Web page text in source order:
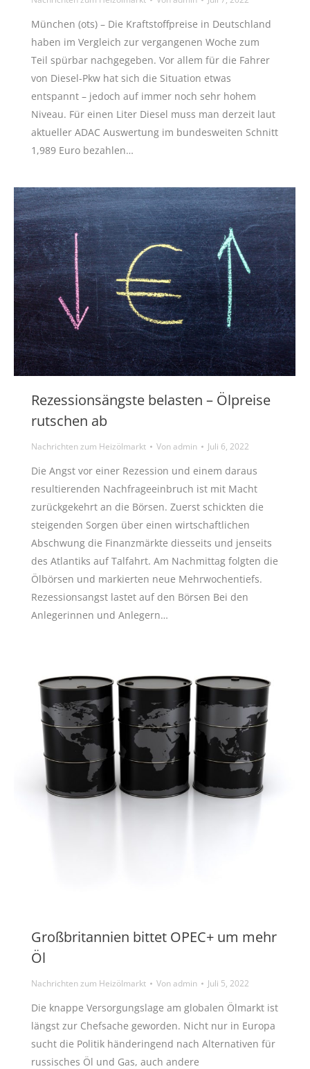
München (ots) – Die Kraftstoffpreise in Deutschland
haben im Vergleich zur vergangenen Woche zum
Teil spürbar nachgegeben. Vor allem für die Fahrer
von Diesel-Pkw hat sich die Situation etwas
entspannt – jedoch auf immer noch sehr hohem
Niveau. Für einen Liter Diesel muss man derzeit laut
aktueller ADAC Auswertung im bundesweiten Schnitt
1,989 Euro bezahlen…
Rezessionsängste belasten – Ölpreise
rutschen ab
Nachrichten zum Heizölmarkt Vonadmin Juli 6, 2022
Die Angst vor einer Rezession und einem daraus
resultierenden Nachfrageeinbruch ist mit Macht
zurückgekehrt an die Börsen. Zuerst schickten die
steigenden Sorgen über einen wirtschaftlichen
Abschwung die Finanzmärkte diesseits und jenseits
des Atlantiks auf Talfahrt. Am Nachmittag folgten die
Ölbörsen und markierten neue Mehrwochentiefs.
Rezessionsangst lastet auf den Börsen Bei den
Anlegerinnen und Anlegern…
Großbritannien bittet OPEC+ um mehr
Öl
Nachrichten zum Heizölmarkt Vonadmin Juli 5, 2022
Die knappe Versorgungslage am globalen Ölmarkt ist
längst zur Chefsache geworden. Nicht nur in Europa
sucht die Politik händeringend nach Alternativen für
russisches Öl und Gas, auch andere